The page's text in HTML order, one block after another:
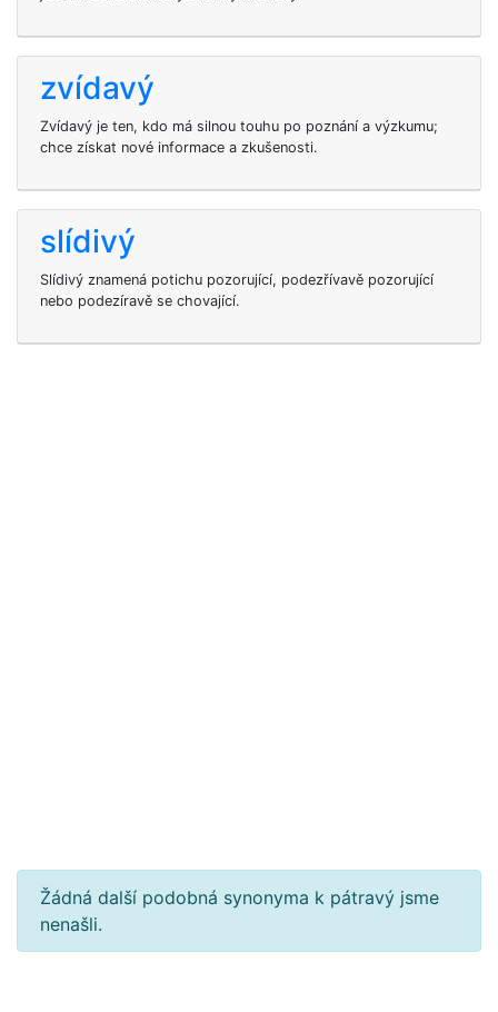
zvídavý
Zvídavý je ten, kdo má silnou touhu po poznání a výzkumu;
chce získat nové informace a zkušenosti.
slídivý
Slídivý znamená potichu pozorující, podezřívavě pozorující
nebo podezíravě se chovající.
Žádná další podobná synonyma k pátravý jsme
nenašli.